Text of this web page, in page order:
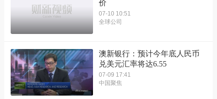
价
07-10 10:51
全球公司
澳新银行：预计今年底人民币
兑美元汇率将达6.55
07-09 17:41
中国聚焦